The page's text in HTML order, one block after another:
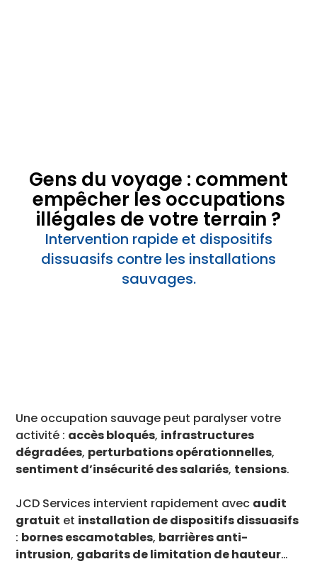
Gens du voyage : comment
empêcher les occupations
illégales de votre terrain ?
Intervention rapide et dispositifs
dissuasifs contre les installations
sauvages.
Une occupation sauvage peut paralyser votre
activité : accès bloqués, infrastructures
dégradées, perturbations opérationnelles,
sentiment d’insécurité des salariés, tensions.
JCD Services intervient rapidement avec audit
gratuit et installation de dispositifs dissuasifs
: bornes escamotables, barrières anti-
intrusion, gabarits de limitation de hauteur…